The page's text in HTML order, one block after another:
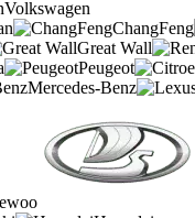
Volkswagen
ChangFeng
Great Wall
Peugeot
Mercedes-Benz